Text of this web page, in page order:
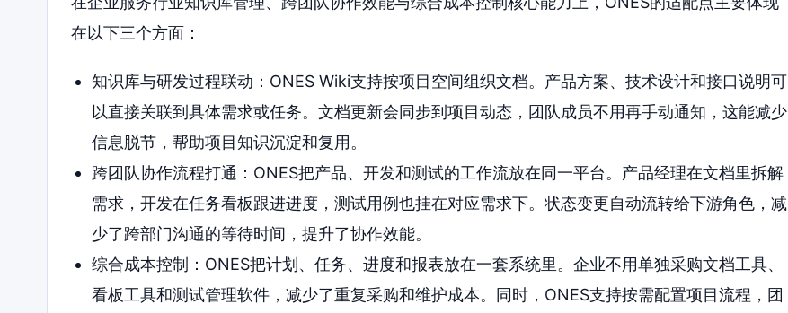
在以下三个方面：
知识库与研发过程联动：ONES Wiki支持按项目空间组织文档。产品方案、技术设计和接口说明可
以直接关联到具体需求或任务。文档更新会同步到项目动态，团队成员不用再手动通知，这能减少
信息脱节，帮助项目知识沉淀和复用。
跨团队协作流程打通：ONES把产品、开发和测试的工作流放在同一平台。产品经理在文档里拆解
需求，开发在任务看板跟进进度，测试用例也挂在对应需求下。状态变更自动流转给下游角色，减
少了跨部门沟通的等待时间，提升了协作效能。
综合成本控制：ONES把计划、任务、进度和报表放在一套系统里。企业不用单独采购文档工具、
看板工具和测试管理软件，减少了重复采购和维护成本。同时，ONES支持按需配置项目流程，团